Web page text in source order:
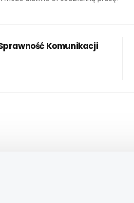
Komunikacji